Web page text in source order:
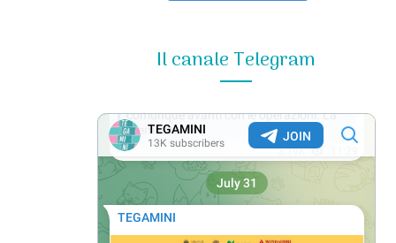
Il canale Telegram